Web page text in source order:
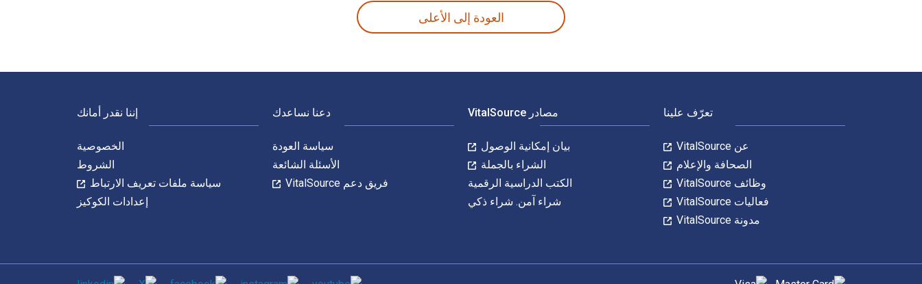
العودة إلى الأعلى
تعرّف علينا
عن VitalSource
الصحافة والإعلام
وظائف VitalSource
فعاليات VitalSource
مدونة VitalSource
مصادر VitalSource
بيان إمكانية الوصول
الشراء بالجملة
الكتب الدراسية الرقمية
شراء آمن. شراء ذكي
دعنا نساعدك
سياسة العودة
الأسئلة الشائعة
فريق دعم VitalSource
إننا نقدر أمانك
الخصوصية
الشروط
سياسة ملفات تعريف الارتباط
إعدادات الكوكيز